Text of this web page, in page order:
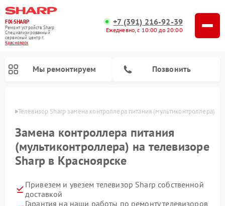
FIX-SHARP
Ремонт устройств Sharp
Специализированный
cервисный центр г.
Красноярск
+7 (391) 216-92-39
Ежедневно, с 10:00 до 20:00
Мы ремонтируем Позвонить
Телевизор Sharp замена контроллера питания (мультиконтроллера)
Замена контроллера питания
(мультиконтроллера) на телевизоре
Sharp в Красноярске
Привезем и увезем телевизор Sharp собственной
доставкой
Гарантия на наши работы по ремонту телевизоров